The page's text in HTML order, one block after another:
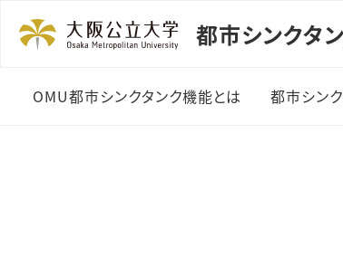
都市シンクタ
OMU都市シンクタンク機能とは 都市シン